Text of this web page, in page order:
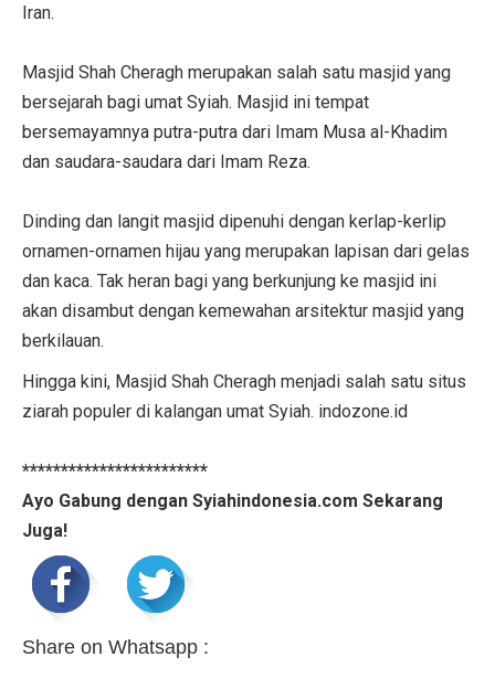
Iran.
Masjid Shah Cheragh merupakan salah satu masjid yang
bersejarah bagi umat Syiah. Masjid ini tempat
bersemayamnya putra-putra dari Imam Musa al-Khadim
dan saudara-saudara dari Imam Reza.
Dinding dan langit masjid dipenuhi dengan kerlap-kerlip
ornamen-ornamen hijau yang merupakan lapisan dari gelas
dan kaca. Tak heran bagi yang berkunjung ke masjid ini
akan disambut dengan kemewahan arsitektur masjid yang
berkilauan.
Hingga kini, Masjid Shah Cheragh menjadi salah satu situs
ziarah populer di kalangan umat Syiah. indozone.id
************************
Ayo Gabung dengan Syiahindonesia.com Sekarang
Juga!
Share on Whatsapp :